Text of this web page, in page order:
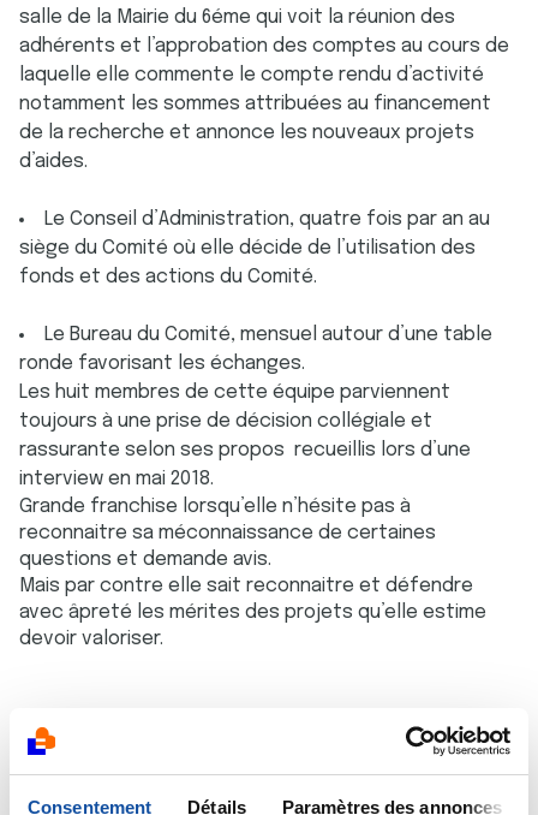
Consentement Détails Paramètres des annonces
salle de la Mairie du 6éme qui voit la réunion des
adhérents et l’approbation des comptes au cours de
laquelle elle commente le compte rendu d’activité
notamment les sommes attribuées au financement
de la recherche et annonce les nouveaux projets
d’aides.
Le Conseil d’Administration, quatre fois par an au
siège du Comité où elle décide de l’utilisation des
fonds et des actions du Comité.
Le Bureau du Comité, mensuel autour d’une table
ronde favorisant les échanges.
Les huit membres de cette équipe parviennent
toujours à une prise de décision collégiale et
rassurante selon ses propos recueillis lors d’une
interview en mai 2018.
Grande franchise lorsqu’elle n’hésite pas à
reconnaitre sa méconnaissance de certaines
questions et demande avis.
Mais par contre elle sait reconnaitre et défendre
avec âpreté les mérites des projets qu’elle estime
devoir valoriser.
Enfin, la réunion hebdomadaire du mardi de 10h30 à
12h, la moins formelle mais très attendue, et qui
regroupe salariés et bénévoles : notre Présidente
accueille courtoisement chacun par son prénom et